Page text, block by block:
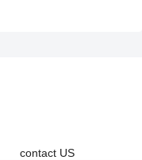
contact US